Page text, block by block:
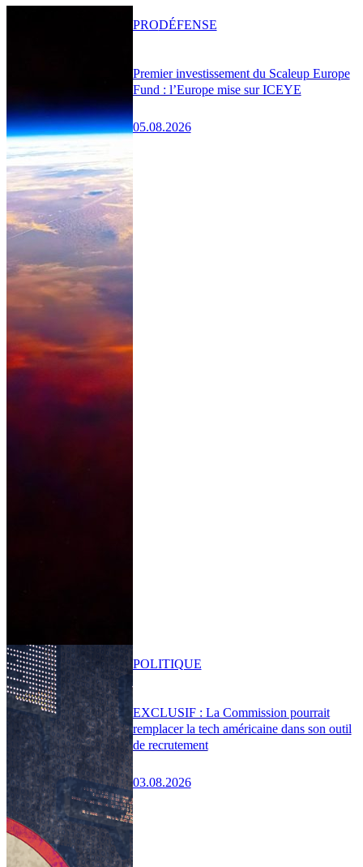
Premier investissement du Scaleup Europe
Fund : l’Europe mise sur ICEYE
05.08.2026
PRODÉFENSE
EXCLUSIF : La Commission pourrait
remplacer la tech américaine dans son outil
de recrutement
03.08.2026
POLITIQUE